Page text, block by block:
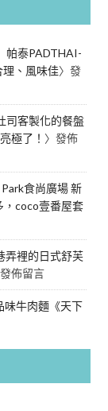
帕泰PADTHAI-
、風味佳〉發
司客製化的餐盤
極了！ 〉發佈
Park食尚廣場 新
，coco壹番屋套
弄裡的日式舒芙
佈留言
味牛肉麵《天下